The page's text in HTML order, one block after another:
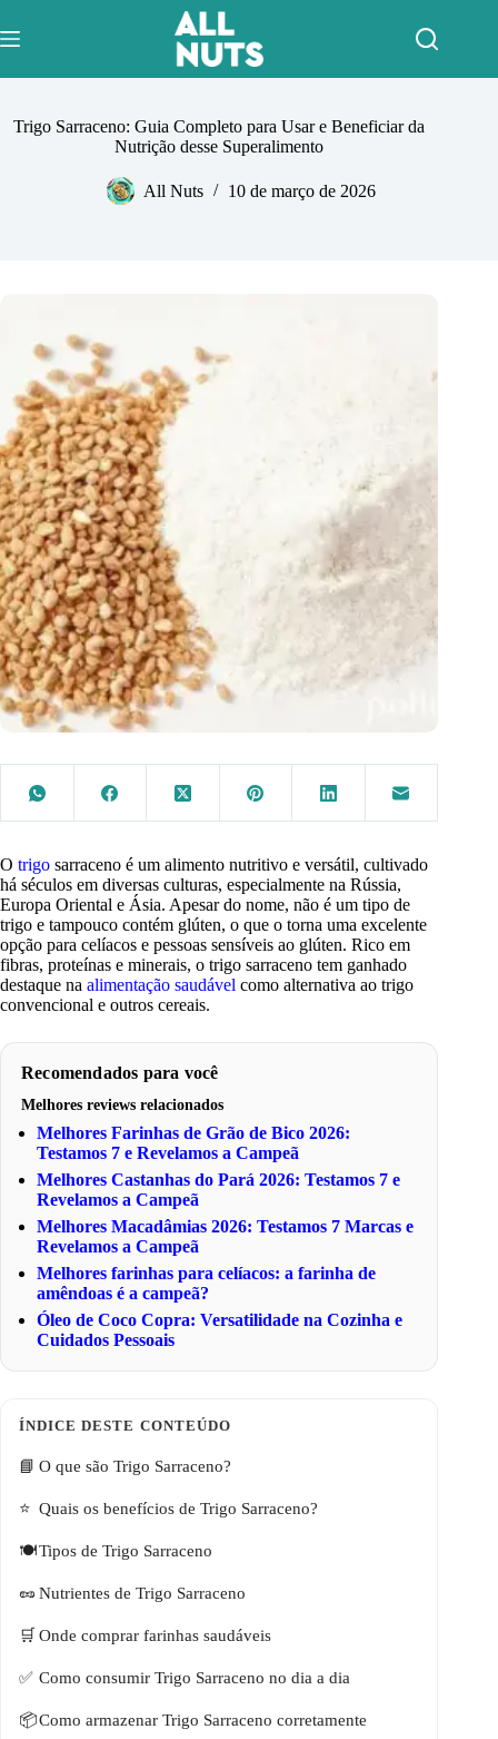
para
o
Trigo Sarraceno: Guia Completo para Usar e Beneficiar da
Nutrição desse Superalimento
All Nuts 10 de março de 2026
O trigo sarraceno é um alimento nutritivo e versátil, cultivado
há séculos em diversas culturas, especialmente na Rússia,
Europa Oriental e Ásia. Apesar do nome, não é um tipo de
trigo e tampouco contém glúten, o que o torna uma excelente
opção para celíacos e pessoas sensíveis ao glúten. Rico em
fibras, proteínas e minerais, o trigo sarraceno tem ganhado
destaque na alimentação saudável como alternativa ao trigo
convencional e outros cereais.
Recomendados para você
Melhores reviews relacionados
Melhores Farinhas de Grão de Bico 2026:
Testamos 7 e Revelamos a Campeã
Melhores Castanhas do Pará 2026: Testamos 7 e
Revelamos a Campeã
Melhores Macadâmias 2026: Testamos 7 Marcas e
Revelamos a Campeã
Melhores farinhas para celíacos: a farinha de
amêndoas é a campeã?
Óleo de Coco Copra: Versatilidade na Cozinha e
Cuidados Pessoais
O que são Trigo Sarraceno?
Quais os benefícios de Trigo Sarraceno?
Tipos de Trigo Sarraceno
Nutrientes de Trigo Sarraceno
Onde comprar farinhas saudáveis
Como consumir Trigo Sarraceno no dia a dia
Como armazenar Trigo Sarraceno corretamente